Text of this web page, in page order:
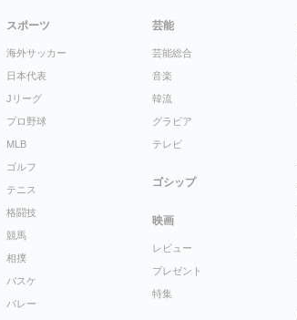
スポーツ
海外サッカー
日本代表
Jリーグ
プロ野球
MLB
ゴルフ
テニス
格闘技
競馬
相撲
バスケ
バレー
芸能
芸能総合
音楽
韓流
グラビア
テレビ
ゴシップ
映画
レビュー
プレゼント
特集